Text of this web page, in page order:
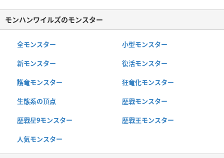
モンハンワイルズのモンスター
全モンスター 小型モンスター
新モンスター 復活モンスター
護竜モンスター 狂竜化モンスター
生態系の頂点 歴戦モンスター
歴戦星9モンスター 歴戦王モンスター
人気モンスター